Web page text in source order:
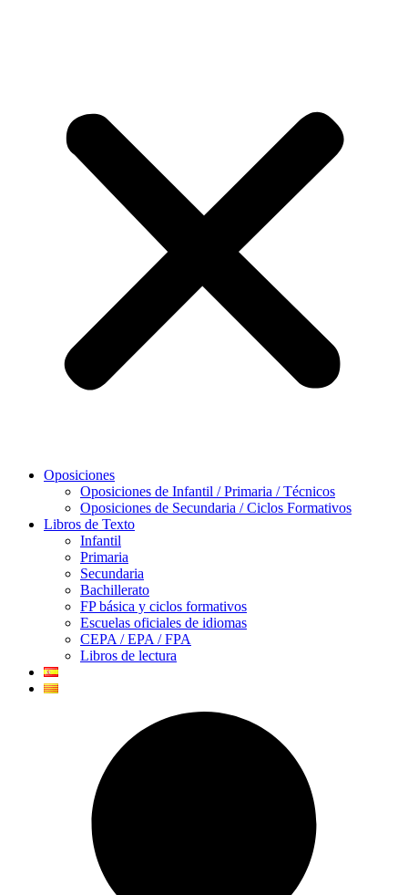
Oposiciones
Oposiciones de Infantil / Primaria / Técnicos
Oposiciones de Secundaria / Ciclos Formativos
Libros de Texto
Infantil
Primaria
Secundaria
Bachillerato
FP básica y ciclos formativos
Escuelas oficiales de idiomas
CEPA / EPA / FPA
Libros de lectura